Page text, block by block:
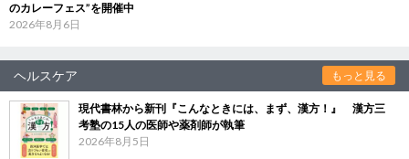
のカレーフェス”を開催中
2026年8月6日
ヘルスケア もっと見る
現代書林から新刊『こんなときには、まず、漢方！』 漢方三
考塾の15人の医師や薬剤師が執筆
2026年8月5日